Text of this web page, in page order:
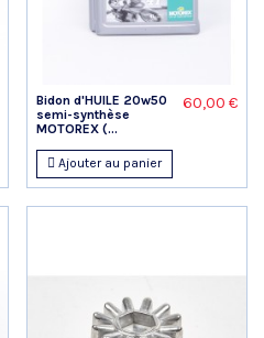
Bidon d'HUILE 20w50
semi-synthèse
MOTOREX (...
60,00 €
Ajouter au panier